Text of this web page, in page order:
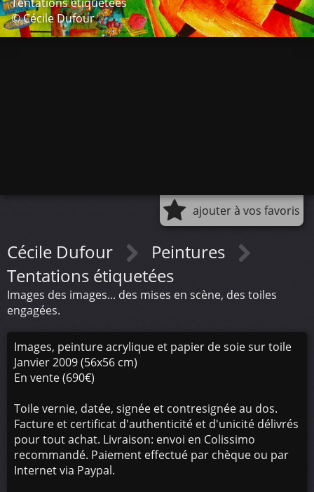
© Cécile Dufour
ajouter à vos favoris
Cécile Dufour
Peintures
Tentations étiquetées
Images des images... des mises en scène, des toiles
engagées.
Images, peinture acrylique et papier de soie sur toile
Janvier 2009 (56x56 cm)
En vente (690€)
Toile vernie, datée, signée et contresignée au dos.
Facture et certificat d'authenticité et d'unicité délivrés
pour tout achat. Livraison: envoi en Colissimo
recommandé. Paiement effectué par chèque ou par
Internet via Paypal.